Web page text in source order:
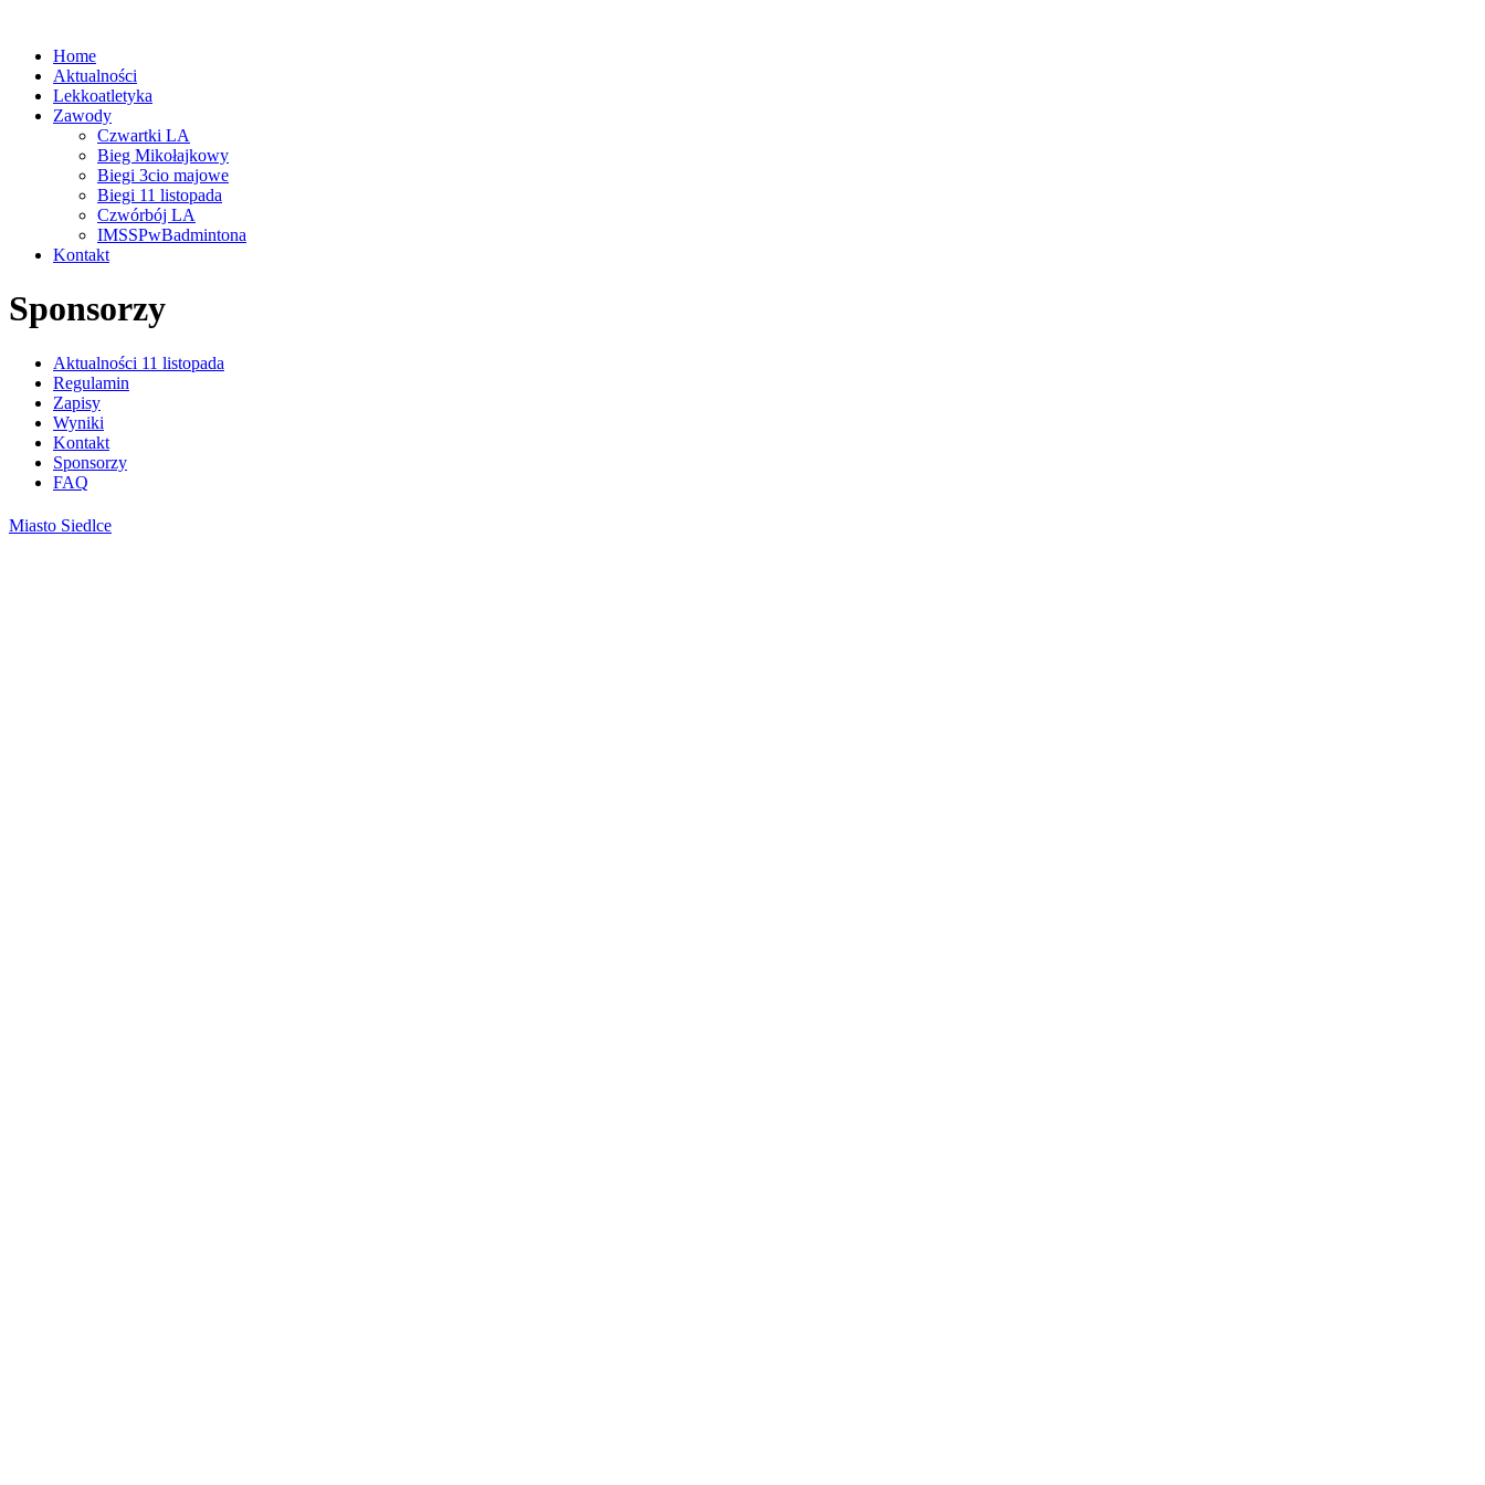
Home
Aktualności
Lekkoatletyka
Zawody
Czwartki LA
Bieg Mikołajkowy
Biegi 3cio majowe
Biegi 11 listopada
Czwórbój LA
IMSSPwBadmintona
Kontakt
Sponsorzy
Aktualności 11 listopada
Regulamin
Zapisy
Wyniki
Kontakt
Sponsorzy
FAQ
Miasto Siedlce